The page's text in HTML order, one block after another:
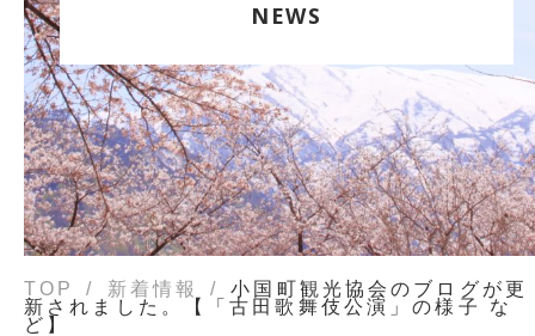
NEWS
TOP 新着情報
小国町観光協会のブログが更
新されました。【「古田歌舞伎公演」の様子 な
ど】